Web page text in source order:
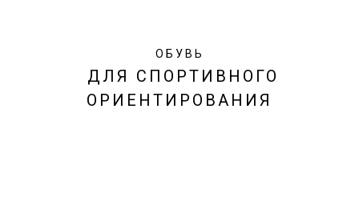
ОБУВЬ
ДЛЯ СПОРТИВНОГО
ОРИЕНТИРОВАНИЯ